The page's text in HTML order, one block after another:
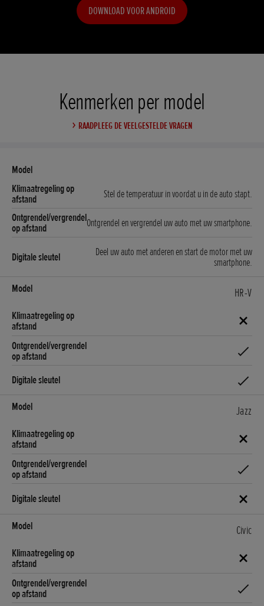
DOWNLOAD VOOR ANDROID
Kenmerken per model
RAADPLEEG DE VEELGESTELDE VRAGEN
Stel de temperatuur in voordat u in de auto stapt.
Ontgrendel en vergrendel uw auto met uw smartphone.
Deel uw auto met anderen en start de motor met uw
smartphone.
HR-V
Jazz
Civic